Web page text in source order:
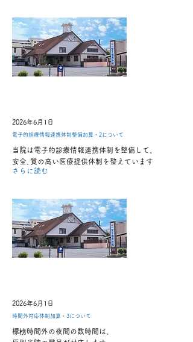
2026年6月1日
電子的診療情報連携体制整備加算・2について
当院は電子的診療情報連携体制を整備して、
安全､質の高い医療提供体制を整えています
さらに読む
2026年6月1日
時間外対応体制加算・3について
標榜時間外の夜間の数時間は、